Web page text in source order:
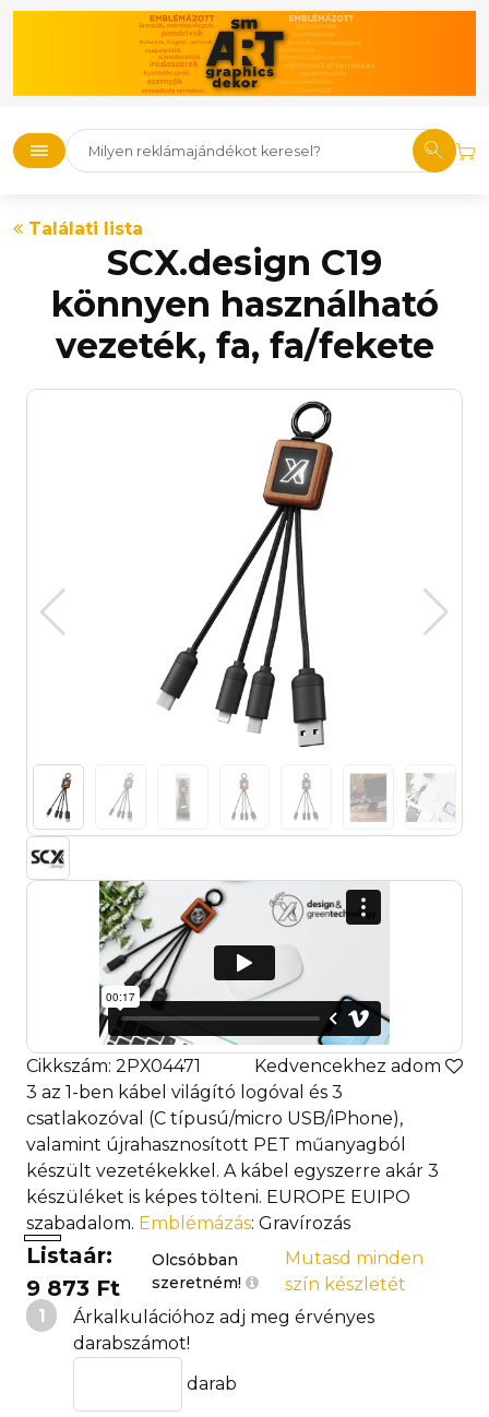
Találati lista
SCX.design C19
könnyen használható
vezeték, fa, fa/fekete
Cikkszám: 2PX04471
Kedvencekhez adom
3 az 1-ben kábel világító logóval és 3
csatlakozóval (C típusú/micro USB/iPhone),
valamint újrahasznosított PET műanyagból
készült vezetékekkel. A kábel egyszerre akár 3
készüléket is képes tölteni. EUROPE EUIPO
szabadalom. Emblémázás: Gravírozás
Listaár:
9 873 Ft
Olcsóbban
szeretném!
Mutasd minden
szín készletét
1
Árkalkulációhoz adj meg érvényes
darabszámot!
darab